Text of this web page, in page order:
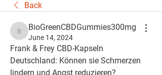
Back
BioGreenCBDGummies300mg
BioGreenCBDGummies300mg
June 14, 2024
Frank & Frey CBD-Kapseln
Deutschland: Können sie Schmerzen
lindern und Angst reduzieren?